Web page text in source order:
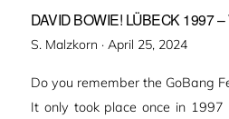
DAVID BOWIE! LÜBECK 1997
S. Malzkorn · Veröffentlicht
April 25, 2024
Do you remember the GoBang
It only took place once in